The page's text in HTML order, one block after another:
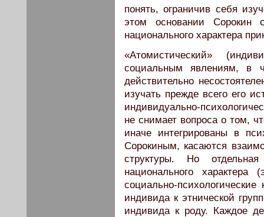
понять, ограничив себя
этом основании Сорокин
национального характера
«Атомистический»
социальным явлениям, в
действительно
изучать прежде всего его
индивидуально-
не снимает вопроса о том,
иначе интегрированы в
Сорокиным, касаются
структуры. Но
национального
социально-
индивида к этнической
индивида к роду. Каждое